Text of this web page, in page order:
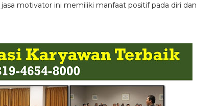
motivator ini memiliki manfaat positif pada diri dan